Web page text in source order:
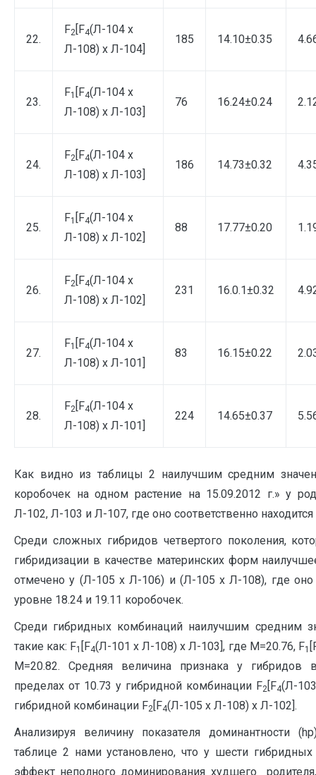
22.
F2[F4(Л-104 х
Л-108) х Л-104]
185 14.10±0.35
23.
F1 [F4(Л-104 х
Л-108) х Л-103]
76 16.24±0.24
24.
F2[F4(Л-104 х
Л-108) х Л-103]
186 14.73±0.32
25.
F1 [F4(Л-104 х
Л-108) х Л-102]
88 17.77±0.20
26.
F2[F4(Л-104 х
Л-108) х Л-102]
231 16.0.1±0.32
27.
F1 [F4(Л-104 х
Л-108) х Л-101]
83 16.15±0.22
28.
F2[F4(Л-104 х
Л-108) х Л-101]
224 14.65±0.37
Как видно из таблицы 2 наилучшим средним
коробочек на одном растение на 15.09.2012 г.» у
Л-102, Л-103 и Л-107, где оно соответственно
Среди сложных гибридов четвертого поколения,
гибридизации в качестве материнских форм
отмечено у (Л-105 х Л-106) и (Л-105 х Л-108), где оно
уровне 18.24 и 19.11 коробочек.
Среди гибридных комбинаций наилучшим средним
такие как: F1[F4(Л-101 х Л-108) х Л-103], где М=20.76, F1
М=20.82. Средняя величина признака у гибридов
пределах от 10.73 у гибридной комбинации F2[F4(Л-
гибридной комбинации F2[F4(Л-105 х Л-108) х Л-102].
Анализируя величину показателя доминантности
таблице 2 нами установлено, что у шести
эффект неполного доминирования худшего